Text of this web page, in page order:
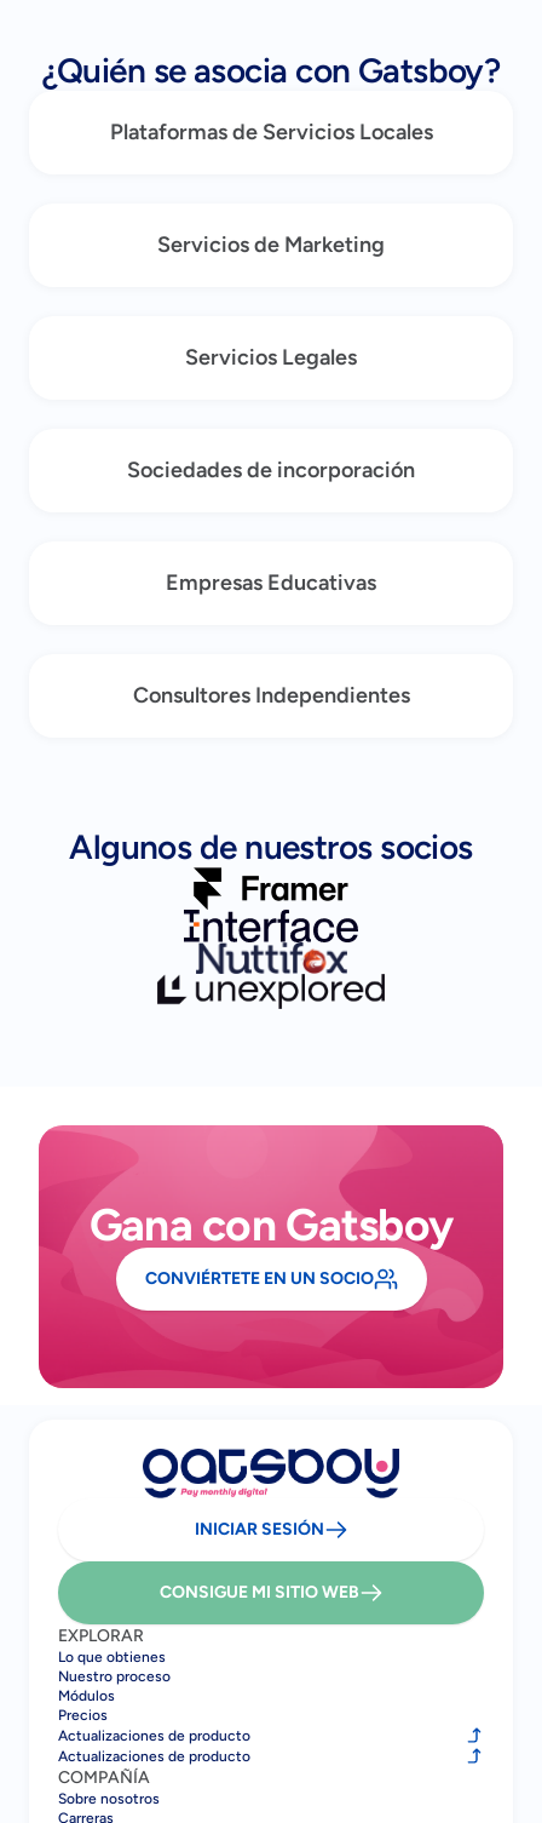
¿Quién se asocia con Gatsboy?
Plataformas de Servicios Locales
Servicios de Marketing
Servicios Legales
Sociedades de incorporación
Empresas Educativas
Consultores Independientes
Algunos de nuestros socios
Gana con Gatsboy
CONVIÉRTETE EN UN SOCIO
INICIAR SESIÓN
CONSIGUE MI SITIO WEB
EXPLORAR
Lo que obtienes
Nuestro proceso
Módulos
Precios
Actualizaciones de producto
Actualizaciones de producto
COMPAÑÍA
Sobre nosotros
Carreras